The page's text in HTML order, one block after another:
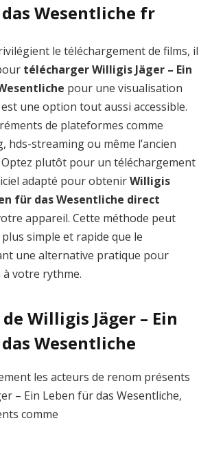
Wesentliche fr
le téléchargement de films, il
télécharger Willigis Jäger – Ein
pour une visualisation
une option tout aussi accessible.
de plateformes comme
hds-streaming ou même l’ancien
plutôt pour un téléchargement
adapté pour obtenirWilligis
für das Wesentliche direct
appareil. Cette méthode peut
simple et rapide que le
une alternative pratique pour
votre rythme.
Willigis Jäger – Ein
Wesentliche
les acteurs de renom présents
– Ein Leben für das Wesentliche,
comme